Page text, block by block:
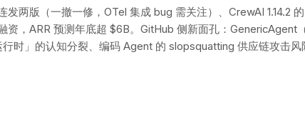
两版（一撤一修，OTel 集成 bug 需关注）、CrewAI 1.14.2
，ARR 预测年底超 $6B。GitHub 侧新面孔：GenericAgent
」的认知分裂、编码 Agent 的 slopsquatting 供应链攻击风